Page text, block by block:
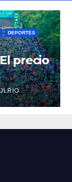
DEPORTES
precio
JLRIO